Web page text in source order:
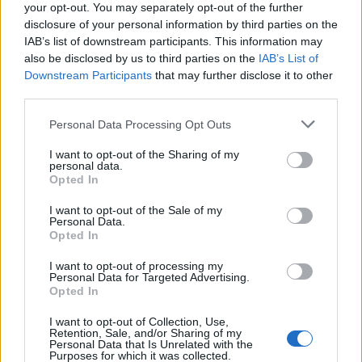
your opt-out. You may separately opt-out of the further
disclosure of your personal information by third parties on the
IAB’s list of downstream participants. This information may
also be disclosed by us to third parties on the IAB’s List of
Downstream Participants that may further disclose it to other
Personal Data Processing Opt Outs
I want to opt-out of the Sharing of my
personal data.
Opted In
I want to opt-out of the Sale of my
Personal Data.
Opted In
I want to opt-out of processing my
Personal Data for Targeted Advertising.
Opted In
I want to opt-out of Collection, Use,
Retention, Sale, and/or Sharing of my
Personal Data that Is Unrelated with the
Purposes for which it was collected.
pubblicato il bando per
l’affidamento della
gestione integrata dei
servizi assistenziali,
socio sanitari ed
Kennedy Sada. Il
durata di anni uno, con
decorrenza dal 1 luglio
2012, fino al 30 giugno
2013. L’importo posto
a base…
5 Aprile 2012
CONDIVIDERE:
VALUTARE: